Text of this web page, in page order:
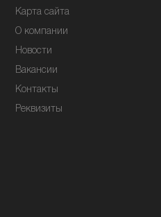
Карта сайта
О компании
Новости
Вакансии
Контакты
Реквизиты